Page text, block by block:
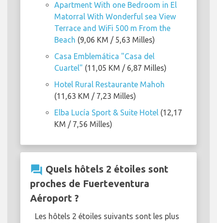
Apartment With one Bedroom in El
Matorral With Wonderful sea View
Terrace and WiFi 500 m From the
Beach (9,06 KM / 5,63 Milles)
Casa Emblemática "Casa del
Cuartel" (11,05 KM / 6,87 Milles)
Hotel Rural Restaurante Mahoh
(11,63 KM / 7,23 Milles)
Elba Lucía Sport & Suite Hotel (12,17
KM / 7,56 Milles)
question_answer Quels hôtels 2 étoiles sont
proches de Fuerteventura
Aéroport ?
Les hôtels 2 étoiles suivants sont les plus